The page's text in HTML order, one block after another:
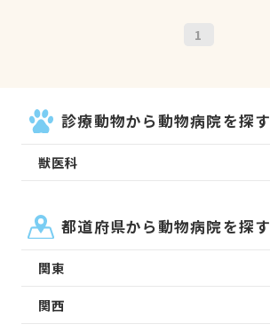
1
診療動物から動物病院を探す
獣医科
都道府県から動物病院を探す
関東
関西